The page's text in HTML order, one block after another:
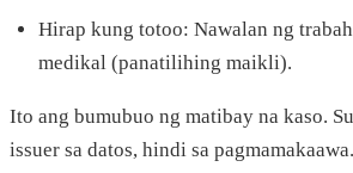
Hirap kung totoo: Nawalan ng
medikal (panatilihing maikli).
Ito ang bumubuo ng matibay na kaso.
issuer sa datos, hindi sa pagmamakaawa.